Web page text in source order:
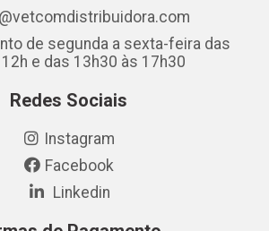
de segunda a sexta-feira das
e das 13h30 às 17h30
Redes Sociais
Instagram
Facebook
Linkedin